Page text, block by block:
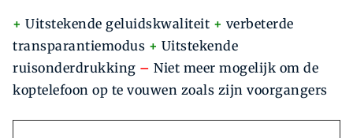
+ Uitstekende geluidskwaliteit + verbeterde
transparantiemodus + Uitstekende
ruisonderdrukking – Niet meer mogelijk om de
koptelefoon op te vouwen zoals zijn voorgangers